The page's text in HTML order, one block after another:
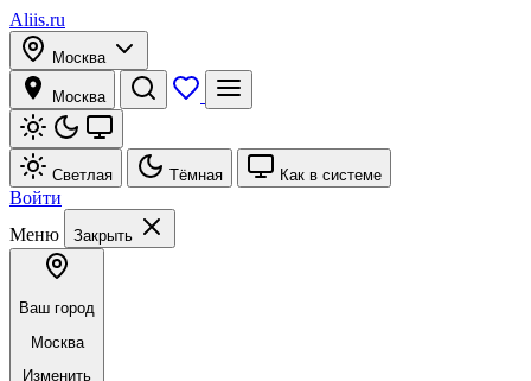
Aliis.ru
Москва
Москва
Светлая Тёмная Как в системе
Войти
Меню
Закрыть
Ваш город
Москва
Изменить